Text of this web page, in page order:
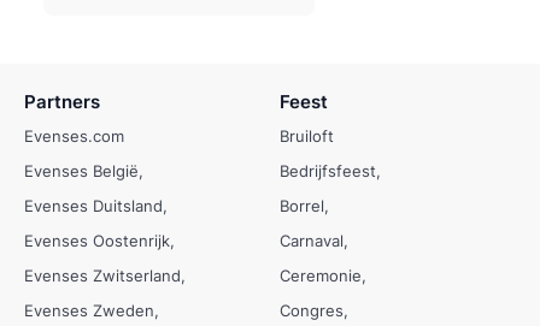
Partners
Evenses.com
Evenses België
Evenses Duitsland
Evenses Oostenrijk
Evenses Zwitserland
Evenses Zweden
Feest
Bruiloft
Bedrijfsfeest
Borrel
Carnaval
Ceremonie
Congres